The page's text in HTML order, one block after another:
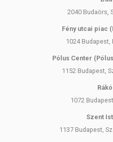
2040 Budaörs,
Fény utcai piac
1024 Budapest,
Pólus Center
1152 Budapest,
1072
Szent
1137 Budapest,